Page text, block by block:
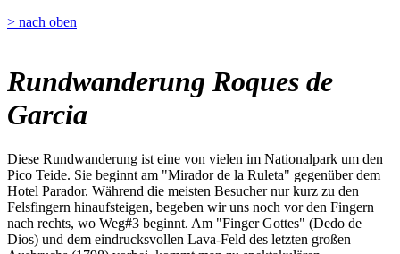
> nach oben
Rundwanderung Roques de
Garcia
Diese Rundwanderung ist eine von vielen im Nationalpark um den
Pico Teide. Sie beginnt am "Mirador de la Ruleta" gegenüber dem
Hotel Parador. Während die meisten Besucher nur kurz zu den
Felsfingern hinaufsteigen, begeben wir uns noch vor den Fingern
nach rechts, wo Weg#3 beginnt. Am "Finger Gottes" (Dedo de
Dios) und dem eindrucksvollen Lava-Feld des letzten großen